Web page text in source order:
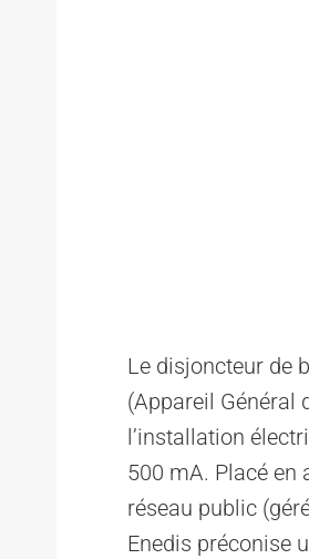
Le disjoncteur de
(Appareil Général
l’installation
500 mA. Placé en
réseau public
Enedis préconise